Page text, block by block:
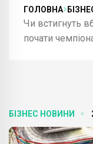
ГОЛОВНА
Чи встигнуть
почати
БІЗНЕС НОВИНИ